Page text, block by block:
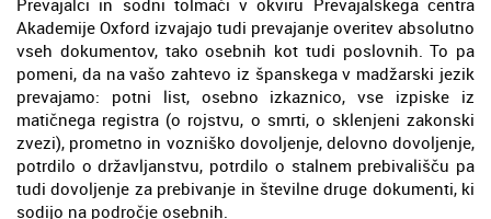
Akademije Oxford izvajajo tudi prevajanje overitev absolutno
vseh dokumentov, tako osebnih kot tudi poslovnih. To pa
pomeni, da na vašo zahtevo iz španskega v madžarski jezik
prevajamo: potni list, osebno izkaznico, vse izpiske iz
matičnega registra (o rojstvu, o smrti, o sklenjeni zakonski
zvezi), prometno in vozniško dovoljenje, delovno dovoljenje,
potrdilo o državljanstvu, potrdilo o stalnem prebivališču pa
tudi dovoljenje za prebivanje in številne druge dokumenti, ki
sodijo na področje osebnih.